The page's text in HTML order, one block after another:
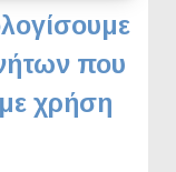
που
χρήση